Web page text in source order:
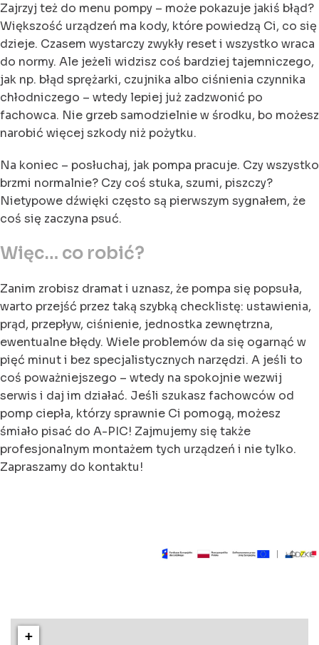
Zajrzyj też do menu pompy – może pokazuje jakiś błąd?
Większość urządzeń ma kody, które powiedzą Ci, co się
dzieje. Czasem wystarczy zwykły reset i wszystko wraca
do normy. Ale jeżeli widzisz coś bardziej tajemniczego,
jak np. błąd sprężarki, czujnika albo ciśnienia czynnika
chłodniczego – wtedy lepiej już zadzwonić po
fachowca. Nie grzeb samodzielnie w środku, bo możesz
narobić więcej szkody niż pożytku.
Na koniec – posłuchaj, jak pompa pracuje. Czy wszystko
brzmi normalnie? Czy coś stuka, szumi, piszczy?
Nietypowe dźwięki często są pierwszym sygnałem, że
coś się zaczyna psuć.
Więc… co robić?
Zanim zrobisz dramat i uznasz, że pompa się popsuła,
warto przejść przez taką szybką checklistę: ustawienia,
prąd, przepływ, ciśnienie, jednostka zewnętrzna,
ewentualne błędy. Wiele problemów da się ogarnąć w
pięć minut i bez specjalistycznych narzędzi. A jeśli to
coś poważniejszego – wtedy na spokojnie wezwij
serwis i daj im działać. Jeśli szukasz fachowców od
pomp ciepła, którzy sprawnie Ci pomogą, możesz
śmiało pisać do A-PIC! Zajmujemy się także
profesjonalnym montażem tych urządzeń i nie tylko.
Zapraszamy do kontaktu!
+